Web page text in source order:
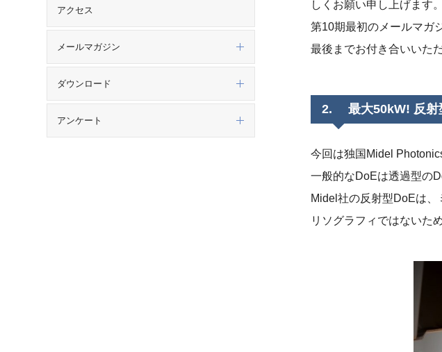
しくお願い申し上げます。
第10期最初のメールマガ
最後までお付き合いいた
2. 最大50kW! 反射
今回は独国Midel
一般的なDoEは透過型の
Midel社の反射型DoEは、
リソグラフィではないた
アクセス
メールマガジン
ダウンロード
アンケート